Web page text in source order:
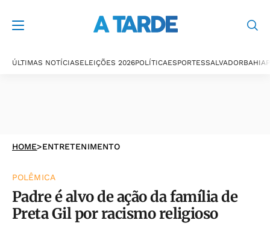
ÚLTIMAS NOTÍCIASELEIÇÕES 2026POLÍTICAESPORTESSALVADORBAHIA
HOME>ENTRETENIMENTO
POLÊMICA
Padre é alvo de ação da família de
Preta Gil por racismo religioso